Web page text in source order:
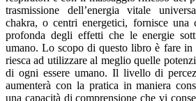
trasmissione dell’energia vitale
chakra, o centri energetici, fornisce una
profonda degli effetti che le energie
umano. Lo scopo di questo libro è fare in
riesca ad utilizzare al meglio quelle
di ogni essere umano. Il livello di
aumenterà con la pratica in maniera
una capacità di comprensione che vi